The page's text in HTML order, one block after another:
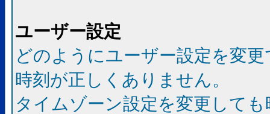
ユーザー設定
どのようにユーザー設定を変
時刻が正しくありません。
タイムゾーン設定を変更して